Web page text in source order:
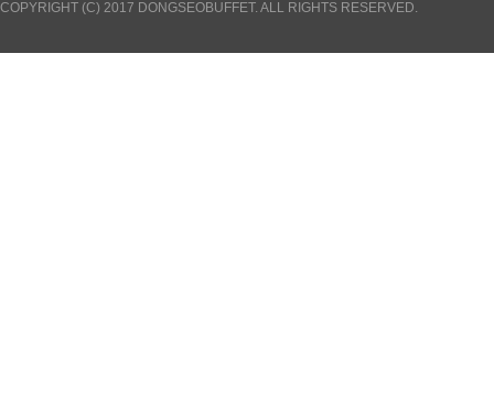
COPYRIGHT (C) 2017 DONGSEOBUFFET. ALL RIGHTS RESERVED.